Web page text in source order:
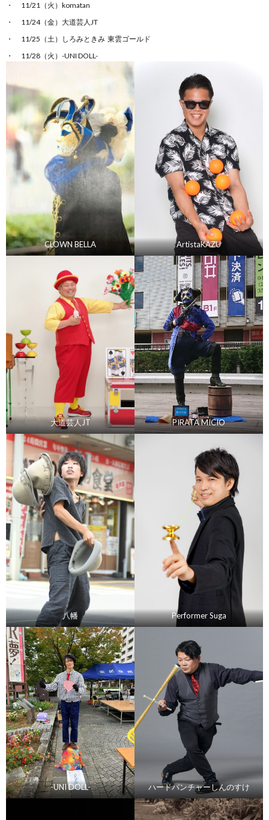
11/21（火）komatan
11/24（金）大道芸人JT
11/25（土）しろみときみ 東雲ゴールド
11/28（火）-UNI DOLL-
CLOWN BELLA ArtistaKAZU
大道芸人JT PIRATA MICIO
八幡 Performer Suga
-UNI DOLL- ハードパンチャーしんのすけ